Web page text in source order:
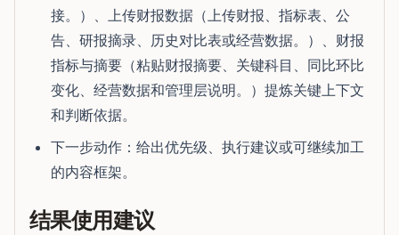
接。）、上传财报数据（上传财报、指标表、公
告、研报摘录、历史对比表或经营数据。）、财报
指标与摘要（粘贴财报摘要、关键科目、同比环比
变化、经营数据和管理层说明。）提炼关键上下文
和判断依据。
下一步动作：给出优先级、执行建议或可继续加工
的内容框架。
结果使用建议